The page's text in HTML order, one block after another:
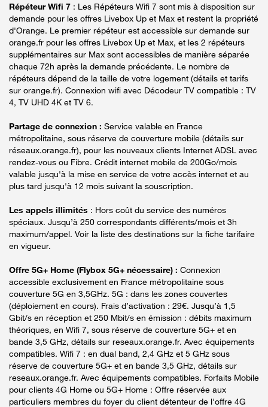
Répéteur Wifi 7 : Les Répéteurs Wifi 7 sont mis à disposition sur
demande pour les offres Livebox Up et Max et restent la propriété
d'Orange. Le premier répéteur est accessible sur demande sur
orange.fr pour les offres Livebox Up et Max, et les 2 répéteurs
supplémentaires sur Max sont accessibles de manière séparée
chaque 72h après la demande précédente. Le nombre de
répéteurs dépend de la taille de votre logement (détails et tarifs
sur orange.fr). Connexion wifi avec Décodeur TV compatible : TV
4, TV UHD 4K et TV 6.
Partage de connexion : Service valable en France
métropolitaine, sous réserve de couverture mobile (détails sur
réseaux.orange.fr), pour les nouveaux clients Internet ADSL avec
rendez-vous ou Fibre. Crédit internet mobile de 200Go/mois
valable jusqu'à la mise en service de votre accès internet et au
plus tard jusqu'à 12 mois suivant la souscription.
Les appels illimités : Hors coût du service des numéros
spéciaux. Jusqu’à 250 correspondants différents/mois et 3h
maximum/appel. Voir la liste des destinations sur la fiche tarifaire
en vigueur.
Offre 5G+ Home (Flybox 5G+ nécessaire) : Connexion
accessible exclusivement en France métropolitaine sous
couverture 5G en 3,5GHz. 5G : dans les zones couvertes
(déploiement en cours). Frais d’activation : 29€. Jusqu’à 1,5
Gbit/s en réception et 250 Mbit/s en émission : débits maximum
théoriques, en Wifi 7, sous réserve de couverture 5G+ et en
bande 3,5 GHz, détails sur reseaux.orange.fr. Avec équipements
compatibles. Wifi 7 : en dual band, 2,4 GHz et 5 GHz sous
réserve de couverture 5G+ et en bande 3,5 GHz, détails sur
reseaux.orange.fr. Avec équipements compatibles. Forfaits Mobile
pour clients 4G Home ou 5G+ Home : Offre réservée aux
particuliers membres du foyer du client détenteur de l'offre 4G